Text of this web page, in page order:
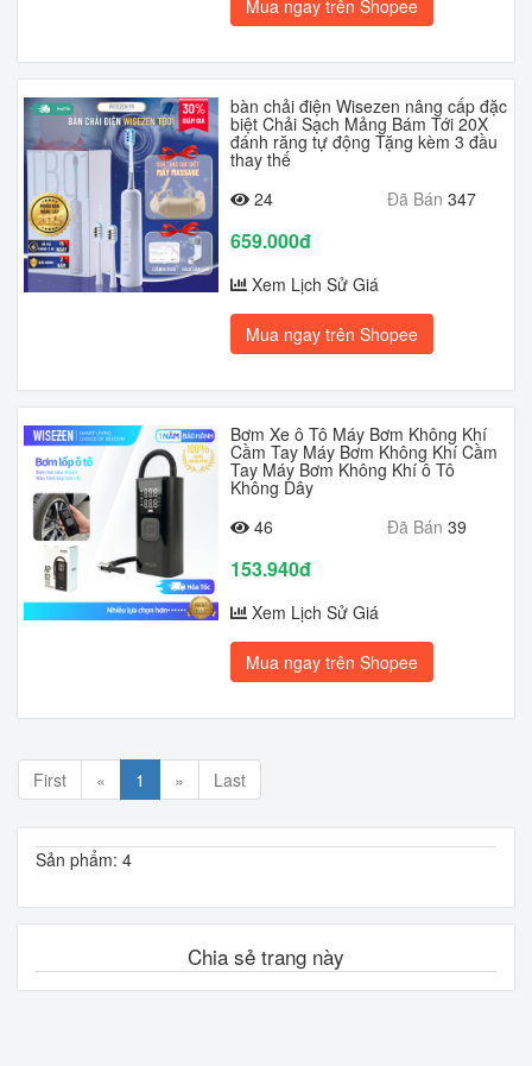
Mua ngay trên Shopee
bàn chải điện Wisezen nâng cấp đặc
biệt Chải Sạch Mảng Bám Tới 20X
đánh răng tự động Tặng kèm 3 đầu
thay thế
24
Đã Bán 347
659.000đ
Xem Lịch Sử Giá
Mua ngay trên Shopee
Bơm Xe ô Tô Máy Bơm Không Khí
Cầm Tay Máy Bơm Không Khí Cầm
Tay Máy Bơm Không Khí ô Tô
Không Dây
46
Đã Bán 39
153.940đ
Xem Lịch Sử Giá
Mua ngay trên Shopee
First « 1 » Last
Sản phẩm: 4
Chia sẻ trang này